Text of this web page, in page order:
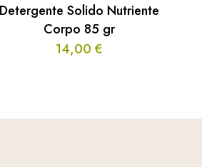
Detergente Solido Nutriente
Corpo 85 gr
14,00 €